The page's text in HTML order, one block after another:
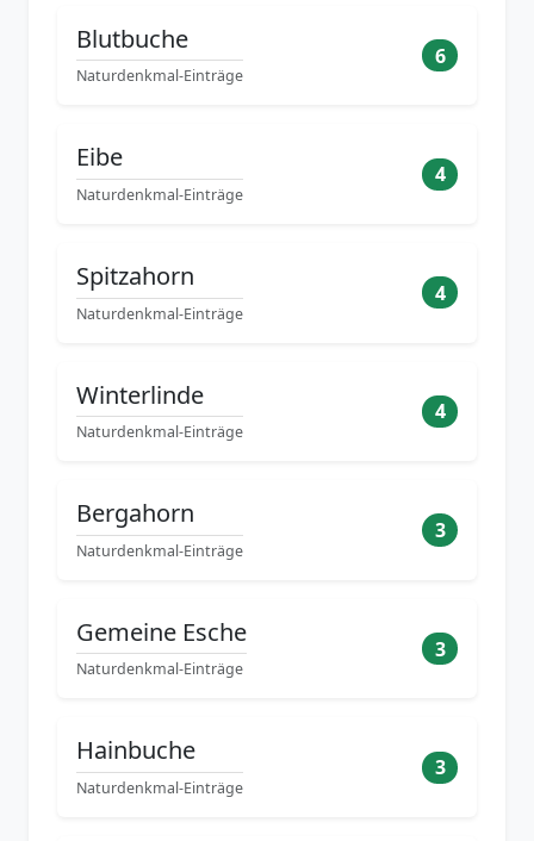
Blutbuche
Naturdenkmal-Einträge
6
Eibe
Naturdenkmal-Einträge
4
Spitzahorn
Naturdenkmal-Einträge
4
Winterlinde
Naturdenkmal-Einträge
4
Bergahorn
Naturdenkmal-Einträge
3
Gemeine Esche
Naturdenkmal-Einträge
3
Hainbuche
Naturdenkmal-Einträge
3